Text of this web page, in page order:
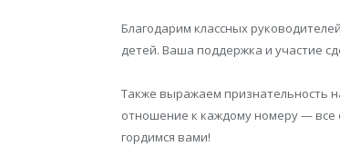
Благодарим классных
детей. Ваша поддержка и участие
Также выражаем признательность
отношение к каждому номеру —
гордимся вами!